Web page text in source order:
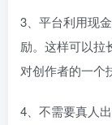
3、平台利用现
励。这样可以拉
对创作者的一个
4、不需要真人